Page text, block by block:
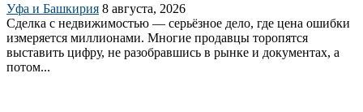
Уфа и Башкирия 8 августа, 2026
Сделка с недвижимостью — серьёзное дело, где цена ошибки
измеряется миллионами. Многие продавцы торопятся
выставить цифру, не разобравшись в рынке и документах, а
потом...